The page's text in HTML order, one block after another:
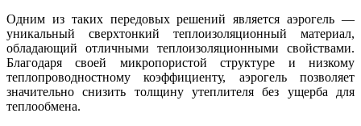
Одним из таких передовых решений является аэрогель —
уникальный сверхтонкий теплоизоляционный материал,
обладающий отличными теплоизоляционными свойствами.
Благодаря своей микропористой структуре и низкому
теплопроводностному коэффициенту, аэрогель позволяет
значительно снизить толщину утеплителя без ущерба для
теплообмена.